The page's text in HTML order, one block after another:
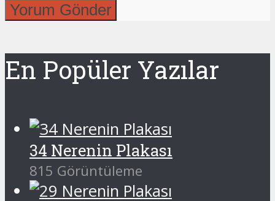
En Popüler Yazılar
34 Nerenin Plakası
815 Görüntüleme